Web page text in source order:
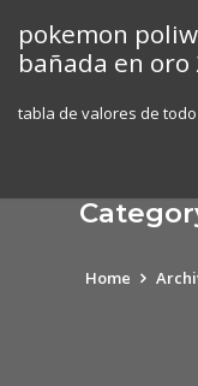
content
pokemon
bañada en oro
tabla de valores de
Home